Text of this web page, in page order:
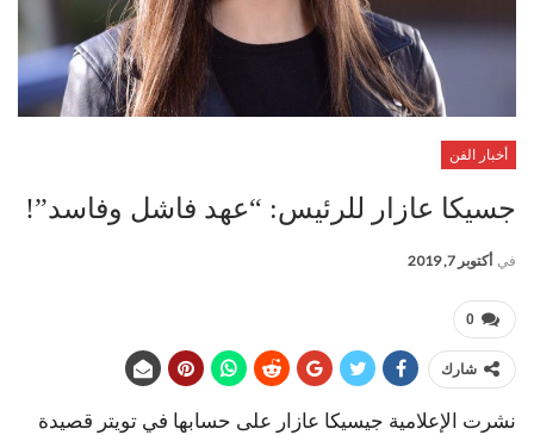
أخبار الفن
جسيكا عازار للرئيس: “عهد فاشل وفاسد”!
في أكتوبر 7, 2019
0
شارك
نشرت الإعلامية جيسيكا عازار على حسابها في تويتر قصيدة